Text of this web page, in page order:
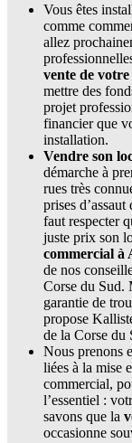
Vous êtes
comme
allez
vente de
mettre des
projet
financier que
installation.
Vendre son
démarche à
rues très
prises
faut respecter
juste prix son
commercial à
de nos
Corse du Sud.
garantie de
propose
de la Corse du
Nous prenons
liées à la mise
commercial,
l’essentiel :
savons que la
occasionne